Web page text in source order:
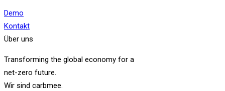
Demo
Kontakt
Über uns
Transforming the global economy for a
net-zero future.
Wir sind carbmee.